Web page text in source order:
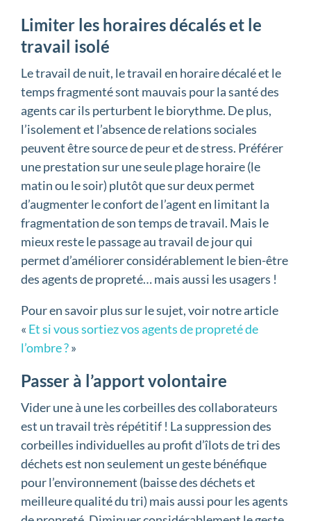
Limiter les horaires décalés et le
travail isolé
Le travail de nuit, le travail en horaire décalé et le
temps fragmenté sont mauvais pour la santé des
agents car ils perturbent le biorythme. De plus,
l’isolement et l’absence de relations sociales
peuvent être source de peur et de stress. Préférer
une prestation sur une seule plage horaire (le
matin ou le soir) plutôt que sur deux permet
d’augmenter le confort de l’agent en limitant la
fragmentation de son temps de travail. Mais le
mieux reste le passage au travail de jour qui
permet d’améliorer considérablement le bien-être
des agents de propreté… mais aussi les usagers !
Pour en savoir plus sur le sujet, voir notre article
« Et si vous sortiez vos agents de propreté de
l’ombre ?»
Passer à l’apport volontaire
Vider une à une les corbeilles des collaborateurs
est un travail très répétitif ! La suppression des
corbeilles individuelles au profit d’îlots de tri des
déchets est non seulement un geste bénéfique
pour l’environnement (baisse des déchets et
meilleure qualité du tri) mais aussi pour les agents